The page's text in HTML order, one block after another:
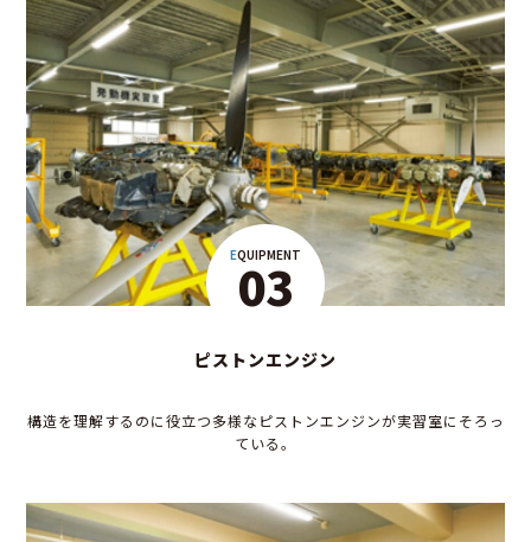
EQUIPMENT
03
ピストンエンジン
構造を理解するのに役立つ多様なピストンエンジンが実習室にそろっ
ている。